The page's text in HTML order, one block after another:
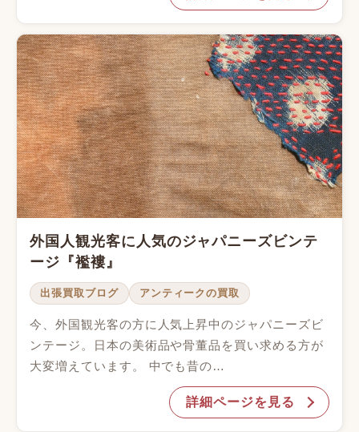
外国人観光客に人気のジャパニーズビンテ
ージ『襤褸』
出張買取ブログ アンティークの買取
今、外国観光客の方に人気上昇中のジャパニーズビ
ンテージ。日本の美術品や骨董品を買い求める方が
大変増えています。 中でも昔の…
詳細ページを見る